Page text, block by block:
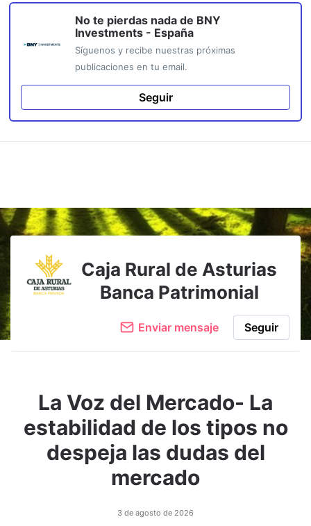
No te pierdas nada de BNY
Investments - España
Síguenos y recibe nuestras próximas
publicaciones en tu email.
Seguir
Caja Rural de Asturias
Banca Patrimonial
Enviar mensaje Seguir
La Voz del Mercado- La
estabilidad de los tipos no
despeja las dudas del
mercado
3 de agosto de 2026